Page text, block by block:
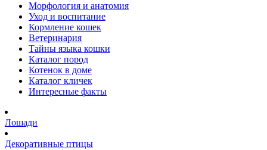
Морфология и анатомия
Уход и воспитание
Кормление кошек
Ветеринария
Тайны языка кошки
Каталог пород
Котенок в доме
Каталог кличек
Интересные факты
Лошади
Декоративные птицы